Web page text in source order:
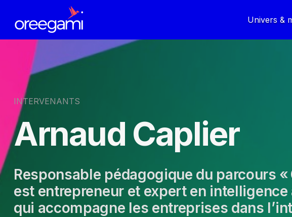
Univers &
INTERVENANTS
Arnaud Caplier
Responsable pédagogique du parcours
est entrepreneur et expert en
qui accompagne les entreprises dans